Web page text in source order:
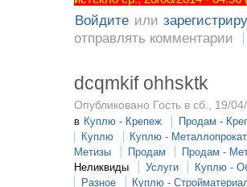
Войдите или
отправлять комментарии
dcqmkif ohhsktk
Опубликовано Гость в сб., 19/
в Куплю - Крепеж
Продам -
Куплю
Куплю - Металлопрокат
Метизы
Продам
Продам -
Неликвиды
Услуги
Куплю -
Разное
Куплю -